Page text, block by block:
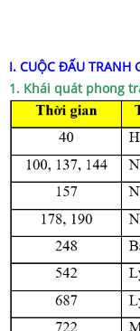
I. CUỘC ĐẤU TRANH
1. Khái quát phong